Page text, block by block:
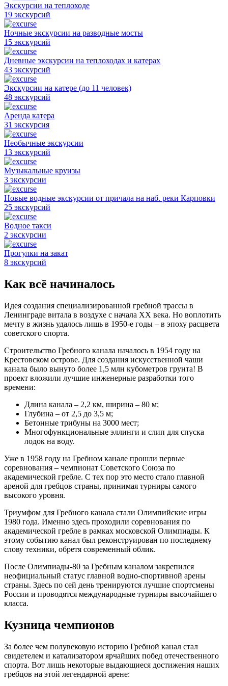
Экскурсии на теплоходе
19 экскурсий
Ночные экскурсии на разводные мосты
15 экскурсий
Дневные экскурсии на теплоходах и катерах
43 экскурсий
Экскурсии на катере (до 11 человек)
48 экскурсий
Аренда катера
31 экскурсия
Необычные экскурсии
13 экскурсий
Музыкальные круизы
3 экскурсии
Новые водные экскурсии от причала на наб. реки Карповки
25 экскурсий
Водное такси
2 экскурсии
Прогулки на закат
8 экскурсий
Как всё начиналось
Идея создания специализированной гребной трассы в
Ленинграде витала в воздухе с начала XX века. Но воплотить
мечту в жизнь удалось лишь в 1950-е годы – в эпоху расцвета
советского спорта.
Строительство Гребного канала началось в 1954 году на
Крестовском острове. Для создания искусственной чаши
канала было вынуто более 1,5 млн кубометров грунта! В
проект вложили лучшие инженерные разработки того
времени:
Длина канала – 2,2 км, ширина – 80 м;
Глубина – от 2,5 до 3,5 м;
Бетонные трибуны на 3000 мест;
Многофункциональные эллинги и слип для спуска
лодок на воду.
Уже в 1958 году на Гребном канале прошли первые
соревнования – чемпионат Советского Союза по
академической гребле. С тех пор это место стало главной
ареной для гребцов страны, принимая турниры самого
высокого уровня.
Триумфом для Гребного канала стали Олимпийские игры
1980 года. Именно здесь проходили соревнования по
академической гребле в рамках московской Олимпиады. К
этому событию канал был реконструирован по последнему
слову техники, обретя современный облик.
После Олимпиады-80 за Гребным каналом закрепился
неофициальный статус главной водно-спортивной арены
страны. Здесь по сей день тренируются лучшие спортсмены
России и проводятся международные турниры высочайшего
класса.
Кузница чемпионов
За более чем полувековую историю Гребной канал стал
свидетелем и катализатором ярчайших побед отечественного
спорта. Вот лишь некоторые выдающиеся достижения наших
гребцов на этой легендарной арене: